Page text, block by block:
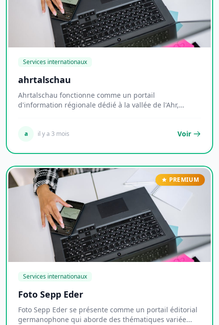
Services internationaux
ahrtalschau
Ahrtalschau fonctionne comme un portail
d'information régionale dédié à la vallée de l'Ahr,
a il y a 3 mois Voir
PREMIUM
Services internationaux
Foto Sepp Eder
Foto Sepp Eder se présente comme un portail éditorial
germanophone qui aborde des thématiques variée...